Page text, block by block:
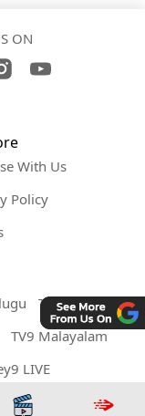
ON
With Us
Policy
TV9 Kannada
TV9 Malayalam
LIVE
Reserved.